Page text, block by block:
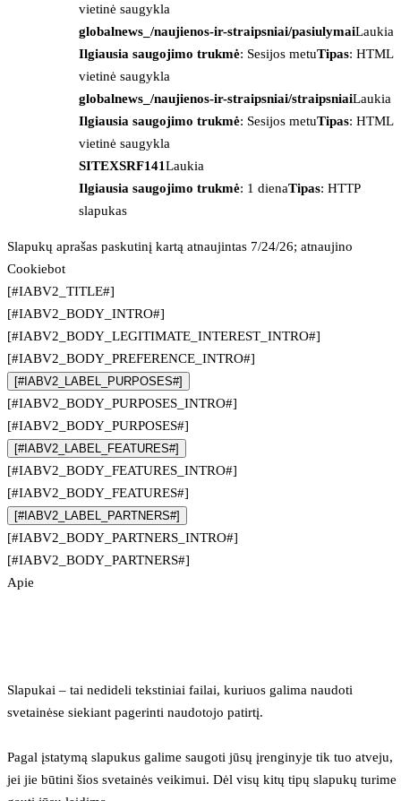
vietinė saugykla
globalnews_/naujienos-ir-straipsniai/pasiulymaiLaukia
Ilgiausia saugojimo trukmė: Sesijos metuTipas: HTML
vietinė saugykla
globalnews_/naujienos-ir-straipsniai/straipsniaiLaukia
Ilgiausia saugojimo trukmė: Sesijos metuTipas: HTML
vietinė saugykla
SITEXSRF141Laukia
Ilgiausia saugojimo trukmė: 1 dienaTipas: HTTP
slapukas
Slapukų aprašas paskutinį kartą atnaujintas 7/24/26; atnaujino
Cookiebot
[#IABV2_TITLE#]
[#IABV2_BODY_INTRO#]
[#IABV2_BODY_LEGITIMATE_INTEREST_INTRO#]
[#IABV2_BODY_PREFERENCE_INTRO#]
[#IABV2_LABEL_PURPOSES#]
[#IABV2_BODY_PURPOSES_INTRO#]
[#IABV2_BODY_PURPOSES#]
[#IABV2_LABEL_FEATURES#]
[#IABV2_BODY_FEATURES_INTRO#]
[#IABV2_BODY_FEATURES#]
[#IABV2_LABEL_PARTNERS#]
[#IABV2_BODY_PARTNERS_INTRO#]
[#IABV2_BODY_PARTNERS#]
Apie
Slapukai – tai nedideli tekstiniai failai, kuriuos galima naudoti
svetainėse siekiant pagerinti naudotojo patirtį.
Pagal įstatymą slapukus galime saugoti jūsų įrenginyje tik tuo atveju,
jei jie būtini šios svetainės veikimui. Dėl visų kitų tipų slapukų turime